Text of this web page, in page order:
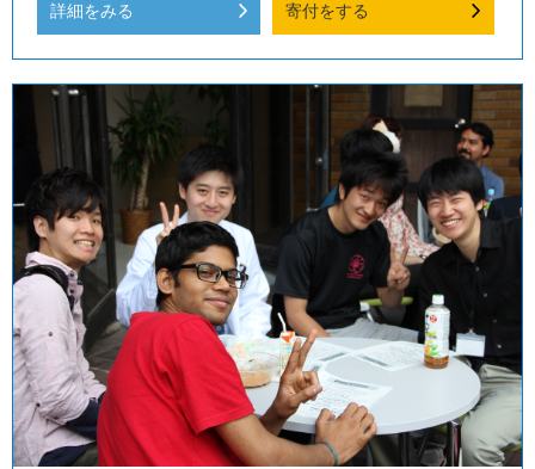
詳細をみる 寄付をする